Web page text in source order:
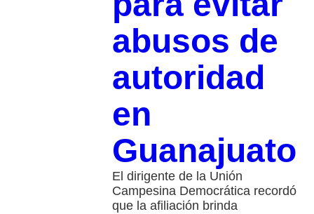
abusos de
autoridad
en
Guanajuato
El dirigente de la Unión
Campesina Democrática recordó
que la afiliación brinda